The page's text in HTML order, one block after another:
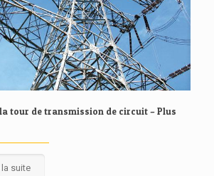
tour de transmission de circuit – Plus
la suite